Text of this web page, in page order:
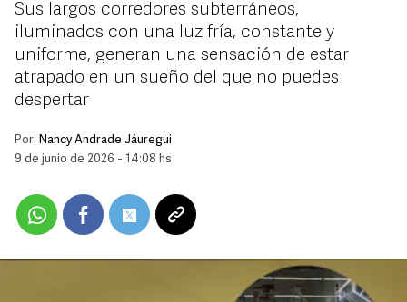
Sus largos corredores subterráneos,
iluminados con una luz fría, constante y
uniforme, generan una sensación de estar
atrapado en un sueño del que no puedes
despertar
Por: Nancy Andrade Jáuregui
9 de junio de 2026 - 14:08 hs